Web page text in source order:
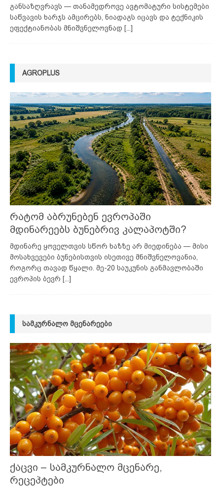
განსაზღვრავს — თანამედროვე ავტომატური სისტემები
საწვავის ხარჯს ამცირებს, ნიადაგს იცავს და ტექნიკის
ეფექტიანობას მნიშვნელოვნად [...]
AGROPLUS
რატომ აბრუნებენ ევროპაში
მდინარეებს ბუნებრივ კალაპოტში?
მდინარე ყოველთვის სწორ ხაზზე არ მიედინება — მისი
მოსახვევები ბუნებისთვის ისეთივე მნიშვნელოვანია,
როგორც თავად წყალი. მე-20 საუკუნის განმავლობაში
ევროპის ბევრ [...]
ᲡᲐᲛᲙᲣᲠᲜᲐᲚᲝ ᲛᲪᲔᲜᲐᲠᲔᲔᲑᲘ
ქაცვი – სამკურნალო მცენარე,
რეცეპტები